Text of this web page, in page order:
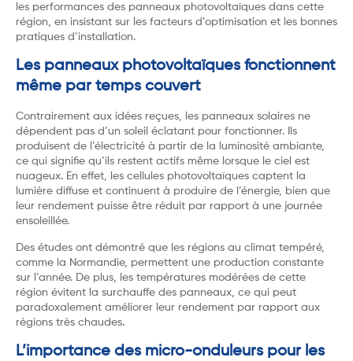
les performances des panneaux photovoltaïques dans cette
région, en insistant sur les facteurs d’optimisation et les bonnes
pratiques d’installation.
Les panneaux photovoltaïques fonctionnent
même par temps couvert
Contrairement aux idées reçues, les panneaux solaires ne
dépendent pas d’un soleil éclatant pour fonctionner. Ils
produisent de l’électricité à partir de la luminosité ambiante,
ce qui signifie qu’ils restent actifs même lorsque le ciel est
nuageux. En effet, les cellules photovoltaïques captent la
lumière diffuse et continuent à produire de l’énergie, bien que
leur rendement puisse être réduit par rapport à une journée
ensoleillée.
Des études ont démontré que les régions au climat tempéré,
comme la Normandie, permettent une production constante
sur l’année. De plus, les températures modérées de cette
région évitent la surchauffe des panneaux, ce qui peut
paradoxalement améliorer leur rendement par rapport aux
régions très chaudes.
L’importance des micro-onduleurs pour les